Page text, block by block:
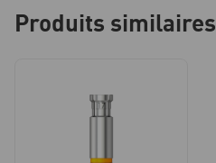
2.0
(blanc
Produits similaires